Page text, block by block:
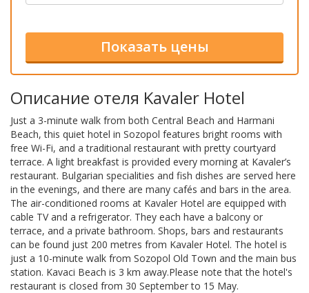
Описание отеля Kavaler Hotel
Just a 3-minute walk from both Central Beach and Harmani
Beach, this quiet hotel in Sozopol features bright rooms with
free Wi-Fi, and a traditional restaurant with pretty courtyard
terrace. A light breakfast is provided every morning at Kavaler’s
restaurant. Bulgarian specialities and fish dishes are served here
in the evenings, and there are many cafés and bars in the area.
The air-conditioned rooms at Kavaler Hotel are equipped with
cable TV and a refrigerator. They each have a balcony or
terrace, and a private bathroom. Shops, bars and restaurants
can be found just 200 metres from Kavaler Hotel. The hotel is
just a 10-minute walk from Sozopol Old Town and the main bus
station. Kavaci Beach is 3 km away.Please note that the hotel's
restaurant is closed from 30 September to 15 May.